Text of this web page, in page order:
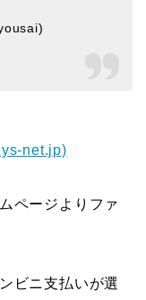
net.jp)
ページよりファ
ビニ支払いが選